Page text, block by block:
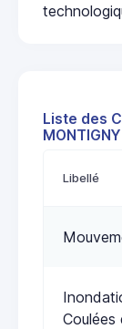
Liste des
Libellé
Coulées